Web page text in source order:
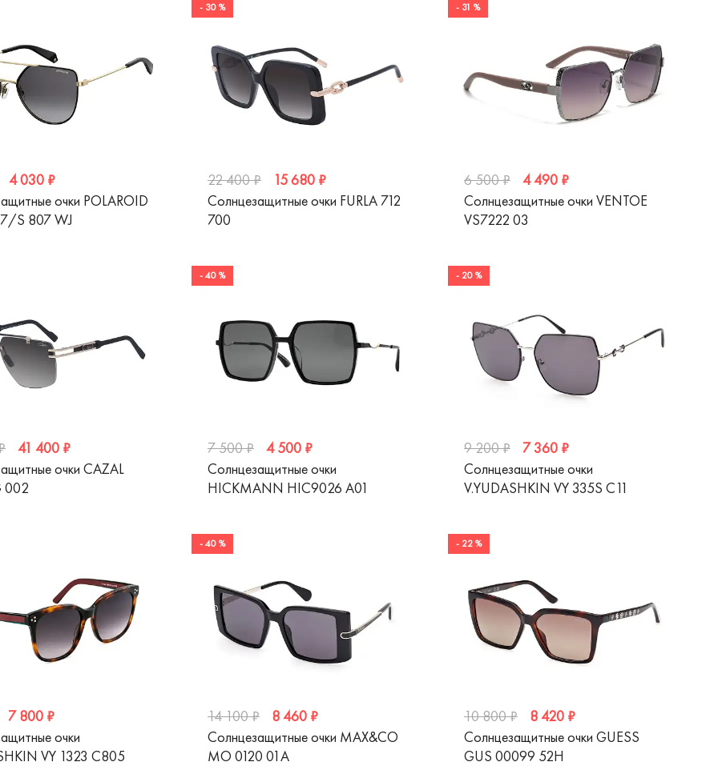
4 030 ₽
очки POLAROID
S 807 WJ
- 30 %
22 400 ₽
15 680 ₽
Солнцезащитные очки FURLA 712
700
- 31 %
6 500 ₽
4 490 ₽
Солнцезащитные очки VENTOE
VS7222 03
41 400 ₽
очки CAZAL
002
- 40 %
7 500 ₽
4 500 ₽
Солнцезащитные очки
HICKMANN HIC9026 A01
- 20 %
9 200 ₽
7 360 ₽
Солнцезащитные очки
V.YUDASHKIN VY 335S C11
7 800 ₽
очки
VY 1323 C805
- 40 %
14 100 ₽
8 460 ₽
Солнцезащитные очки MAX&CO
MO 0120 01A
- 22 %
10 800 ₽
8 420 ₽
Солнцезащитные очки GUESS
GUS 00099 52H